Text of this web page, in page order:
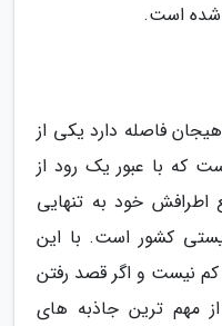
شده است.
فاصله دارد یکی از
که با عبور یک رود از
خود به تنهایی
کشور است. با این
نیست و اگر قصد رفتن
مهم ترین جاذبه های